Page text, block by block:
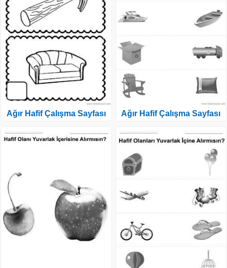
Ağır Hafif Çalışma Sayfası Ağır Hafif Çalışma Sayfası